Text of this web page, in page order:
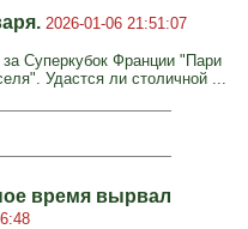
2026-01-06 21:51:07
Суперкубок Франции "Пари
Удастся ли столичной ...
время вырвал